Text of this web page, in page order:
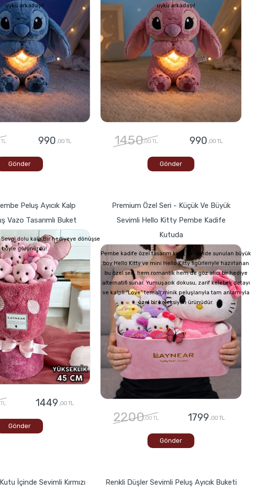
uyku arkadaşı!
990 ,00 TL
Gönder
uyku arkadaşı!
1450,00 TL 990 ,00 TL
Gönder
Peluş Ayıcık Kalp
Vazo Tasarımlı Buket
dolu kalp,Bir hediyeye dönüşse
böyle görünürdü!
1449 ,00 TL
Gönder
Premium Özel Seri - Küçük Ve Büyük
Sevimli Hello Kitty Pembe Kadife
Kutuda
Pembe kadife özel tasarım kutu içerisinde sunulan büyük
boy Hello Kitty ve mini Hello Kitty figürleriyle hazırlanan
bu özel seri, hem romantik hem de göz alıcı bir hediye
alternatifi sunar. Yumuşacık dokusu, zarif kelebek detayı
ve kalpli “Love” temalı minik peluşlarıyla tam anlamıyla
özel bir koleksiyon ürünüdür.
2200,00 TL 1799 ,00 TL
Gönder
İçinde Sevimli Kırmızı
Renkli Düşler Sevimli Peluş Ayıcık Buketi